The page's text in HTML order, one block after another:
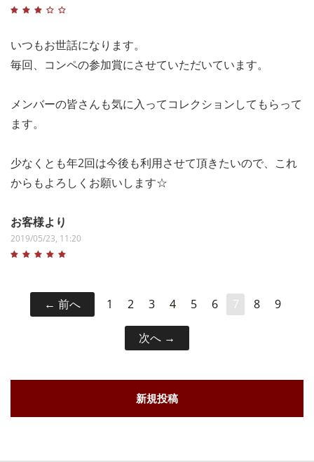
いつもお世話になります。
毎回、コンペの参加賞にさせていただいています。
メンバーの皆さんも気に入ってコレクションしてもらって
ます。
少なくとも年2回は今後も利用させて頂きたいので、これ
からもよろしくお願いします☆
お客様より
2019/05/23, 11:20
前へ 1 2 3 4 5 6 7 8 9
次へ
新規投稿